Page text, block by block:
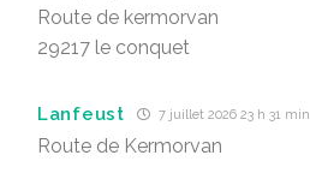
Route de kermorvan
29217 le conquet
Lanfeust 7 juillet 2026 23 h 31 min
Route de Kermorvan